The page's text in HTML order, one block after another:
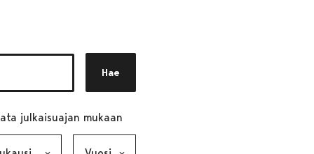
Hae
julkaisuajan mukaan